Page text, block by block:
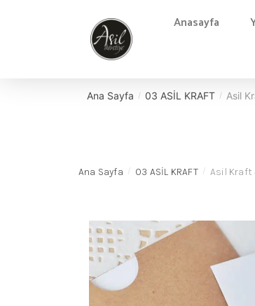
Anasayfa
Ana Sayfa / 03 ASİL KRAFT / Asil
Ana Sayfa / 03 ASİL KRAFT / Asil Kraft